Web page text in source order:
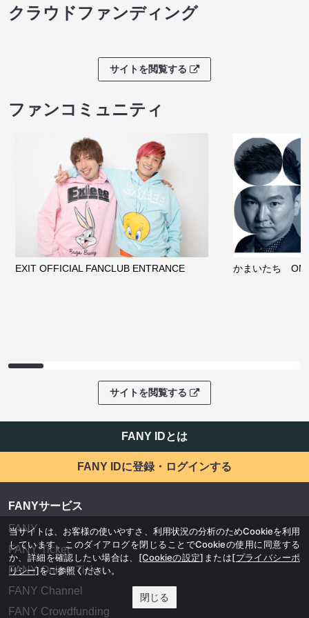
クラウドファンディング
サイトを閲覧する
ファンコミュニティ
EXIT OFFICIAL FANCLUB ENTRANCE かまいたち
サイトを閲覧する
FANY IDとは
FANY IDに登録・ログインする
FANYサービス
FANY
FANY Ticket
FANY Online Ticket
FANY Channel
FANY Crowdfunding
当サイトは、お客様の使いやすさ、利用状況の分析のためCookieを利用
しています。このダイアログを閉じることでCookieの使用に同意する
か、詳細を確認したい場合は、 [Cookieの設定] または[プライバシーポ
リシー]をご参照ください。
閉じる